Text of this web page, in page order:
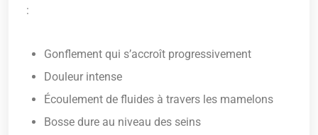
:
Gonflement qui s’accroît progressivement
Douleur intense
Écoulement de fluides à travers les mamelons
Bosse dure au niveau des seins